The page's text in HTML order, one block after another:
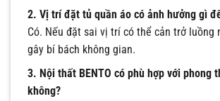
2. Vị trí đặt tủ quần áo có ảnh hưởng gì
Có. Nếu đặt sai vị trí có thể cản trở luồng
gây bí bách không gian.
3. Nội thất BENTO có phù hợp với phong
không?